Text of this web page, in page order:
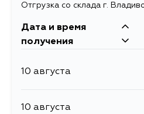
Отгрузка со склада г.
Дата и время
получения
10 августа
10 августа